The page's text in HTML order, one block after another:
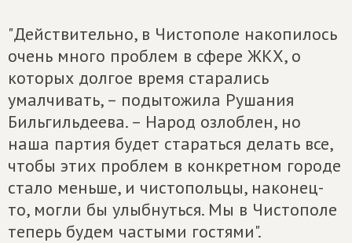
"Действительно, в Чистополе накопилось
очень много проблем в сфере ЖКХ, о
которых долгое время старались
умалчивать, – подытожила Рушания
Бильгильдеева. – Народ озлоблен, но
наша партия будет стараться делать все,
чтобы этих проблем в конкретном городе
стало меньше, и чистопольцы, наконец-
то, могли бы улыбнуться. Мы в Чистополе
теперь будем частыми гостями".